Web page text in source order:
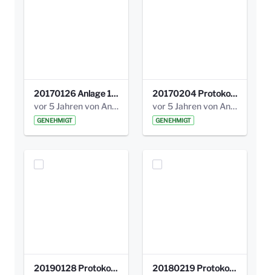
20170126 Anlage 1_Kinderbeteiligung_Olga_Areal_Auswertung.pdf
vor 5 Jahren von Anni Schlumberger
GENEHMIGT
20170204 Protokoll Workshop 2 Promenade Schloßstraße .pdf
vor 5 Jahren von Anni Schlumberger
GENEHMIGT
20190128 Protokoll der Projektgruppe Olgäle.pdf
20180219 Protokoll der Projektgruppe Olgaele2012.pdf